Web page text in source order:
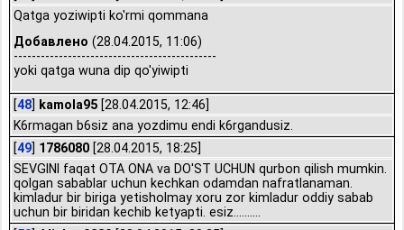
Qatga yoziwipti ko'rmi qommana
Добавлено (28.04.2015, 11:06)
---------------------------------------------
yoki qatga wuna dip qo'yiwipti
[48] kamola95 [28.04.2015, 12:46]
K6rmagan b6siz ana yozdimu endi k6rgandusiz.
[49] 1786080 [28.04.2015, 18:25]
SEVGINI faqat OTA ONA va DO'ST UCHUN qurbon qilish mumkin.
qolgan sabablar uchun kechkan odamdan nafratlanaman.
kimladur bir biriga yetisholmay xoru zor kimladur oddiy sabab
uchun bir biridan kechib ketyapti. esiz..........